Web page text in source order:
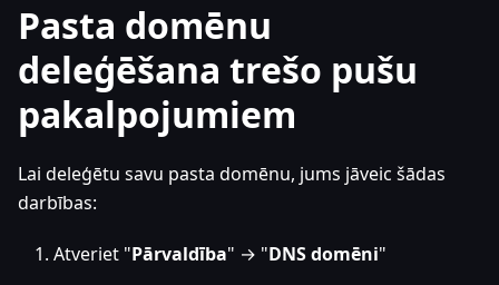
Pasta domēnu
deleģēšana trešo pušu
pakalpojumiem
Lai deleģētu savu pasta domēnu, jums jāveic šādas
darbības:
Atveriet "Pārvaldība" → "DNS domēni"